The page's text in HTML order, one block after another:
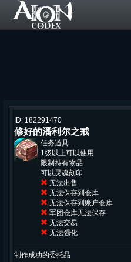
ID: 182291470
修好的潘利尔之戒
任务道具
1级以上可以使用
限制持有物品
可以灵魂刻印
无法出售
无法保存到仓库
无法保存到账户仓库
军团仓库无法保存
无法交易
无法强化
制作成功的委托品